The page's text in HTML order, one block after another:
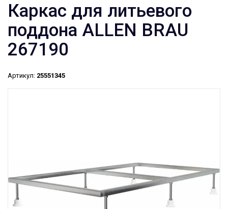
Каркас для литьевого
поддона ALLEN BRAU
267190
Артикул: 25551345